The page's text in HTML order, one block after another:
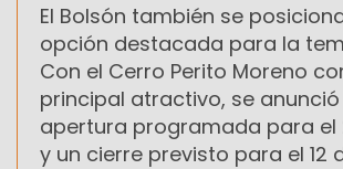
El Bolsón también se
opción destacada para la
Con el Cerro Perito Moreno
principal atractivo, se
apertura programada para el
y un cierre previsto para el 12